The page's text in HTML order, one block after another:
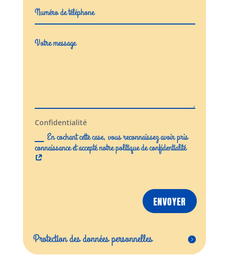
Confidentialité
En cochant cette case, vous reconnaissez avoir pris
connaissance et accepté notre politique de confidentialité
ENVOYER
Protection des données personnelles